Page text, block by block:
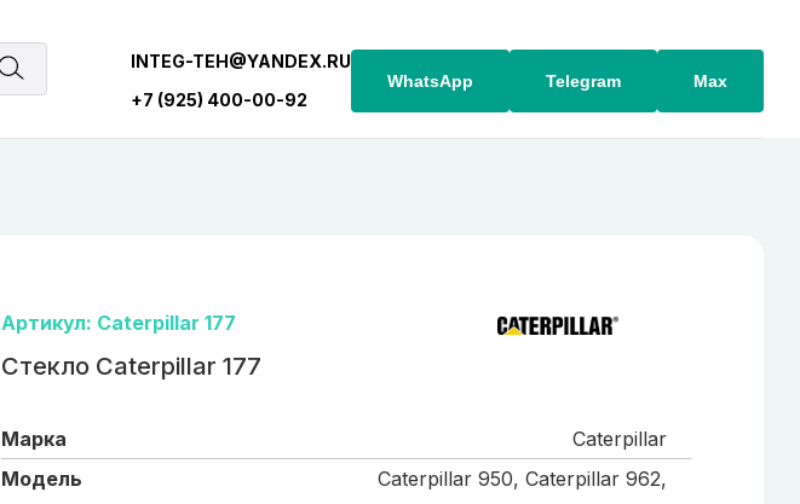
INTEG-TEH@YANDEX.RU
+7 (925) 400-00-92
WhatsApp Telegram Max
Артикул: Caterpillar 177
Стекло Caterpillar 177
Марка
Caterpillar
Модель
Caterpillar 950, Caterpillar 962,